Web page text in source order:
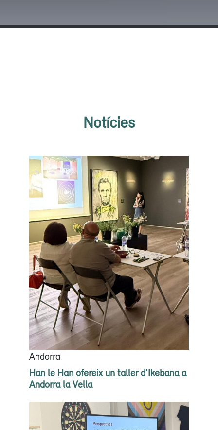
Notícies
Andorra
Han le Han ofereix un taller d’Ikebana a
Andorra la Vella